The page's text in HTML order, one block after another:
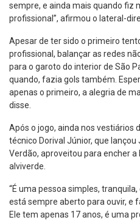
sempre, e ainda mais quando fiz
profissional”, afirmou o lateral-
Apesar de ter sido o primeiro
profissional, balançar as redes
para o garoto do interior de São
quando, fazia gols também.
apenas o primeiro, a alegria de
disse.
Após o jogo, ainda nos vestiários
técnico Dorival Júnior, que
Verdão, aproveitou para encher
alviverde.
“É uma pessoa simples,
está sempre aberto para ouvir, e
Ele tem apenas 17 anos, é uma